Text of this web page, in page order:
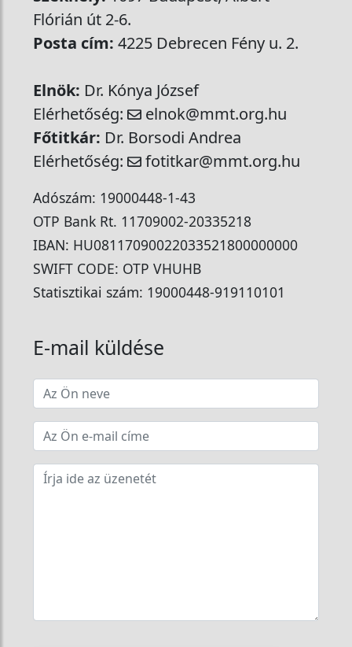
Flórián út 2-6.
Posta cím: 4225 Debrecen Fény u. 2.
Elnök: Dr. Kónya József
Elérhetőség:
elnok@mmt.org.hu
Főtitkár: Dr. Borsodi Andrea
Elérhetőség:
fotitkar@mmt.org.hu
Adószám: 19000448-1-43
OTP Bank Rt. 11709002-20335218
IBAN: HU08117090022033521800000000
SWIFT CODE: OTP VHUHB
Statisztikai szám: 19000448-919110101
E-mail küldése